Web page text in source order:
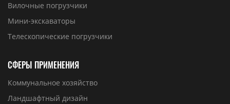
Вилочные погрузчики
Мини-экскаваторы
Телескопические погрузчики
СФЕРЫ ПРИМЕНЕНИЯ
Коммунальное хозяйство
Ландшафтный дизайн